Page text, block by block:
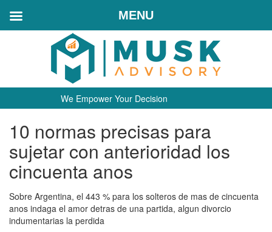
We Empower Your Decision
10 normas precisas para
sujetar con anterioridad los
cincuenta anos
Sobre Argentina, el 443 % para los solteros de mas de cincuenta
anos indaga el amor detras de una partida, algun divorcio
indumentarias la perdida
MENU